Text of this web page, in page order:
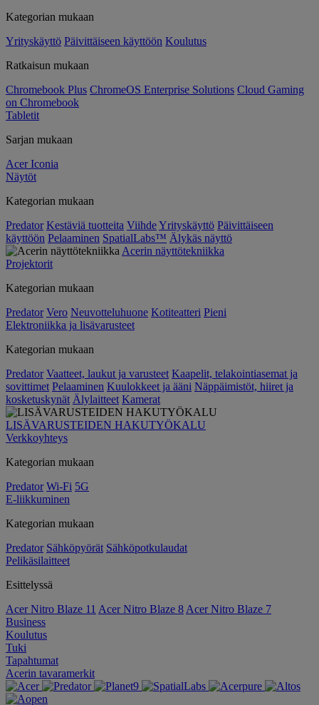
Kategorian mukaan
Yrityskäyttö Päivittäiseen käyttöön Koulutus
Ratkaisun mukaan
Chromebook Plus ChromeOS Enterprise Solutions Cloud Gaming
on Chromebook
Tabletit
Sarjan mukaan
Acer Iconia
Näytöt
Kategorian mukaan
Predator Kestäviä tuotteita ViihdeYrityskäyttö Päivittäiseen
käyttöön Pelaaminen SpatialLabs™ Älykäs näyttö
Acerin näyttötekniikka
Projektorit
Kategorian mukaan
Predator Vero Neuvotteluhuone Kotiteatteri Pieni
Elektroniikka ja lisävarusteet
Kategorian mukaan
Predator Vaatteet, laukut ja varusteet Kaapelit, telakointiasemat ja
sovittimet Pelaaminen Kuulokkeet ja ääni Näppäimistöt, hiiret ja
kosketuskynät Älylaitteet Kamerat
LISÄVARUSTEIDEN HAKUTYÖKALU
Verkkoyhteys
Kategorian mukaan
Predator Wi-Fi 5G
E-liikkuminen
Kategorian mukaan
Predator Sähköpyörät Sähköpotkulaudat
Pelikäsilaitteet
Esittelyssä
Acer Nitro Blaze 11 Acer Nitro Blaze 8 Acer Nitro Blaze 7
Business
Koulutus
Tuki
Tapahtumat
Acerin tavaramerkit